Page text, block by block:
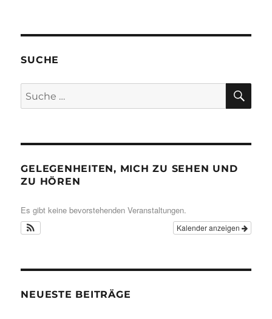
SUCHE
Suche
nach:
GELEGENHEITEN, MICH ZU SEHEN UND
ZU HÖREN
Es gibt keine bevorstehenden Veranstaltungen.
Kalender anzeigen
NEUESTE BEITRÄGE